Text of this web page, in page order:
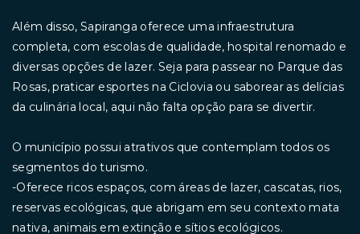
Além disso, Sapiranga oferece uma infraestrutura
completa, com escolas de qualidade, hospital renomado e
diversas opções de lazer. Seja para passear no Parque das
Rosas, praticar esportes na Ciclovia ou saborear as delícias
da culinária local, aqui não falta opção para se divertir.
O município possui atrativos que contemplam todos os
segmentos do turismo.
-Oferece ricos espaços, com áreas de lazer, cascatas, rios,
reservas ecológicas, que abrigam em seu contexto mata
nativa, animais em extinção e sítios ecológicos.